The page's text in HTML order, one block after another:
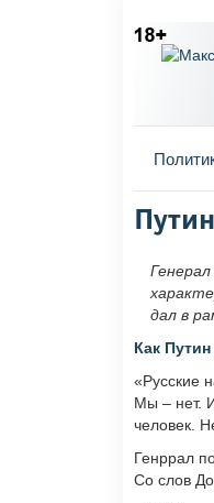
Вы
дал в
Как
«Русские
Мы – нет.
человек.
Генррал
Со слов